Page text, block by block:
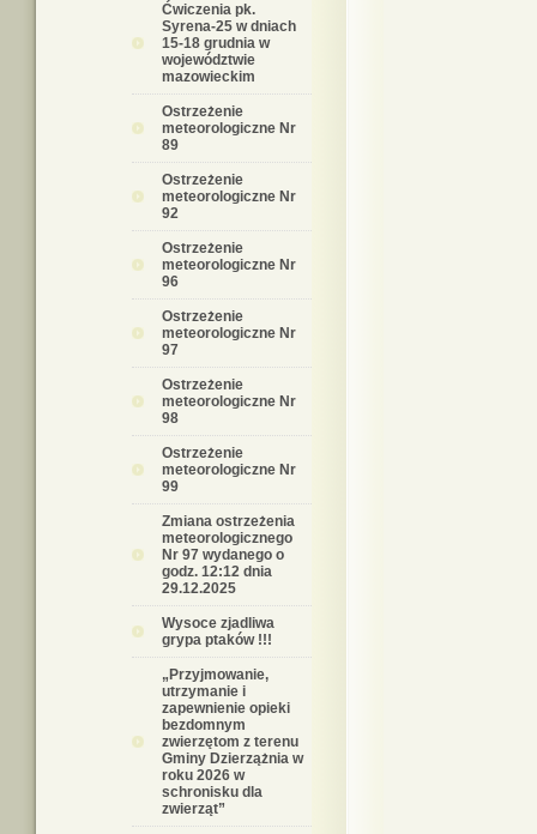
Ćwiczenia pk.
Syrena-25 w dniach
15-18 grudnia w
województwie
mazowieckim
Ostrzeżenie
meteorologiczne Nr
89
Ostrzeżenie
meteorologiczne Nr
92
Ostrzeżenie
meteorologiczne Nr
96
Ostrzeżenie
meteorologiczne Nr
97
Ostrzeżenie
meteorologiczne Nr
98
Ostrzeżenie
meteorologiczne Nr
99
Zmiana ostrzeżenia
meteorologicznego
Nr 97 wydanego o
godz. 12:12 dnia
29.12.2025
Wysoce zjadliwa
grypa ptaków !!!
„Przyjmowanie,
utrzymanie i
zapewnienie opieki
bezdomnym
zwierzętom z terenu
Gminy Dzierzążnia w
roku 2026 w
schronisku dla
zwierząt”